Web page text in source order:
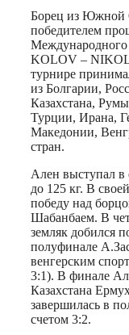
Print
Борец из Южной
победителем
Международного
KOLOV –
турнире
из Болгарии,
Казахстана,
Турции, Ирана,
Македонии,
стран.
Ален выступал в
до 125 кг. В
победу над
Шабанбаем. В
земляк добился
полуфинале
венгерским
3:1). В финале
Казахстана
завершилась в
счетом 3:2.